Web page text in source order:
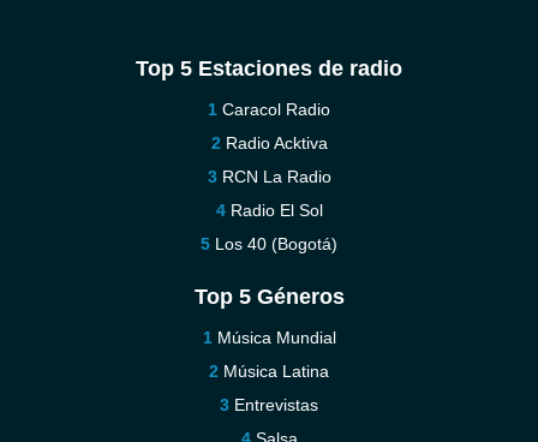
Top 5 Estaciones de radio
Caracol Radio
Radio Acktiva
RCN La Radio
Radio El Sol
Los 40 (Bogotá)
Top 5 Géneros
Música Mundial
Música Latina
Entrevistas